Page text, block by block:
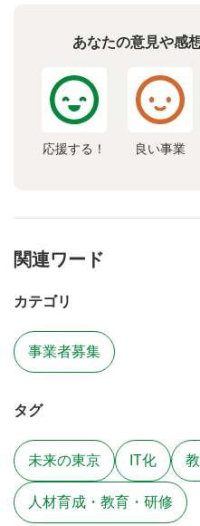
あなたの意見や感
応援する！ 良い事業
関連ワード
カテゴリ
事業者募集
タグ
未来の東京 IT化
人材育成・教育・研修